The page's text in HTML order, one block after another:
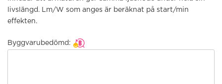
livslängd. Lm/W som anges är beräknat på start/min
effekten.
Byggvarubedömd: